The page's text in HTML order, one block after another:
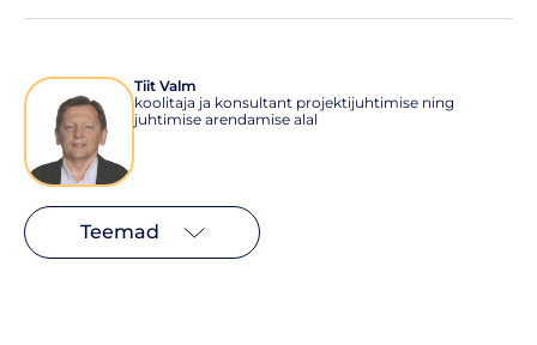
Tiit Valm
koolitaja ja konsultant projektijuhtimise ning
juhtimise arendamise alal
Teemad